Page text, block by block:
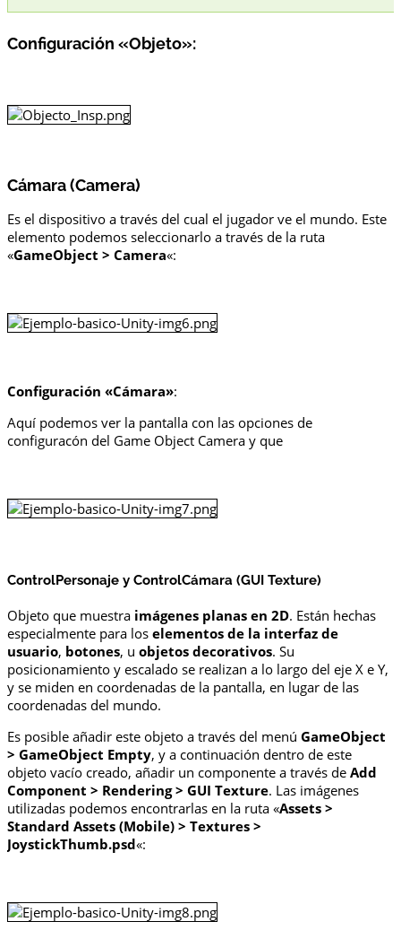
Configuración «Objeto»:
Cámara (Camera)
Es el dispositivo a través del cual el jugador ve el mundo. Este
elemento podemos seleccionarlo a través de la ruta
«GameObject > Camera«:
Configuración «Cámara»:
Aquí podemos ver la pantalla con las opciones de
configuracón del Game Object Camera y que
ControlPersonaje y ControlCámara (GUI Texture)
Objeto que muestra imágenes planas en 2D. Están hechas
especialmente para los elementos de la interfaz de
usuario, botones, u objetos decorativos. Su
posicionamiento y escalado se realizan a lo largo del eje X e Y,
y se miden en coordenadas de la pantalla, en lugar de las
coordenadas del mundo.
Es posible añadir este objeto a través del menú GameObject
> GameObject Empty, y a continuación dentro de este
objeto vacío creado, añadir un componente a través de Add
Component > Rendering > GUI Texture. Las imágenes
utilizadas podemos encontrarlas en la ruta «Assets >
Standard Assets (Mobile) > Textures >
JoystickThumb.psd«: